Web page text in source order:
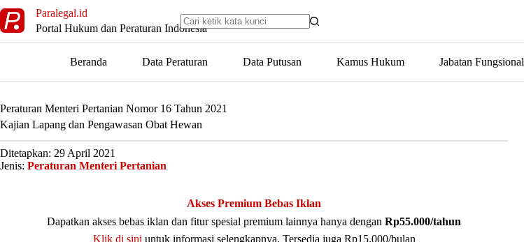
to
content
Paralegal.id
Portal Hukum dan Peraturan Indonesia
Beranda Data Peraturan Data Putusan Kamus Hukum Jabatan Fungsional
Peraturan Menteri Pertanian Nomor 16 Tahun 2021
Kajian Lapang dan Pengawasan Obat Hewan
Ditetapkan: 29 April 2021
Jenis: Peraturan Menteri Pertanian
Akses Premium Bebas Iklan
Dapatkan akses bebas iklan dan fitur spesial premium lainnya hanya dengan Rp55.000/tahun
Klik di sini untuk informasi selengkapnya. Tersedia juga Rp15.000/bulan